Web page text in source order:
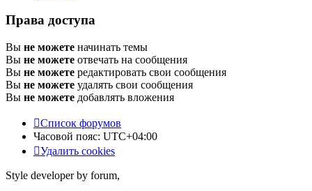
Права доступа
Вы не можете начинать темы
Вы не можете отвечать на сообщения
Вы не можете редактировать свои сообщения
Вы не можете удалять свои сообщения
Вы не можете добавлять вложения
Список форумов
Часовой пояс: UTC+04:00
Удалить cookies
Style developer by forum,